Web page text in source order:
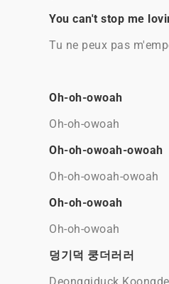
You can't stop me
Tu ne peux pas
Oh-oh-owoah
Oh-oh-owoah
Oh-oh-owoah-owoah
Oh-oh-owoah-owoah
Oh-oh-owoah
Oh-oh-owoah
덩기덕 쿵더러러